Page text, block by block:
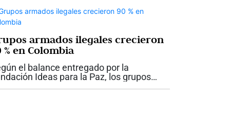
armados ilegales crecieron
% en Colombia
el balance entregado por la
Ideas para la Paz, los grupos
ilegales en Colombia pasaron de